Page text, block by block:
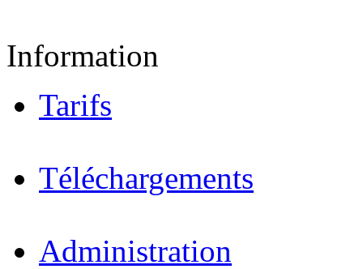
Information
Tarifs
Téléchargements
Administration